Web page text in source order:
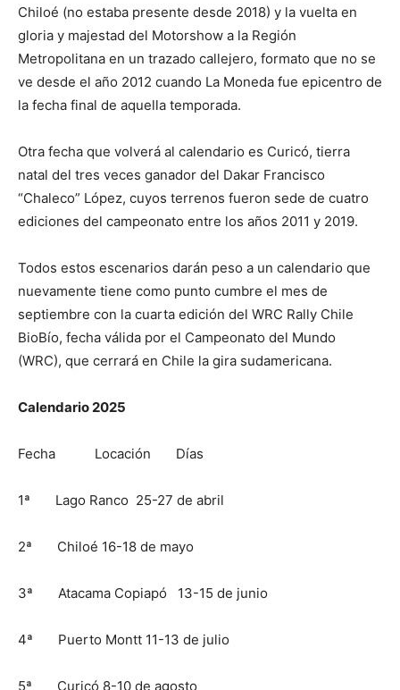
Chiloé (no estaba presente desde 2018) y la vuelta en
gloria y majestad del Motorshow a la Región
Metropolitana en un trazado callejero, formato que no se
ve desde el año 2012 cuando La Moneda fue epicentro de
la fecha final de aquella temporada.
Otra fecha que volverá al calendario es Curicó, tierra
natal del tres veces ganador del Dakar Francisco
“Chaleco” López, cuyos terrenos fueron sede de cuatro
ediciones del campeonato entre los años 2011 y 2019.
Todos estos escenarios darán peso a un calendario que
nuevamente tiene como punto cumbre el mes de
septiembre con la cuarta edición del WRC Rally Chile
BioBío, fecha válida por el Campeonato del Mundo
(WRC), que cerrará en Chile la gira sudamericana.
Calendario 2025
Fecha Locación Días
1ª Lago Ranco 25-27 de abril
2ª Chiloé 16-18 de mayo
3ª Atacama Copiapó 13-15 de junio
4ª Puerto Montt 11-13 de julio
5ª Curicó 8-10 de agosto